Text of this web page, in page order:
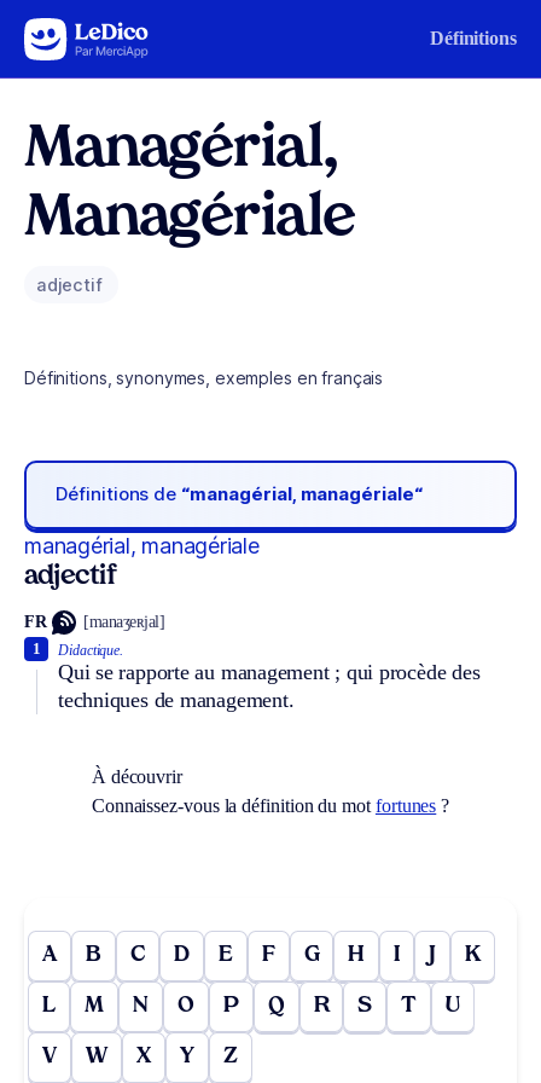
Aller au contenu Définitions
Managérial,
Managériale
adjectif
Définitions, synonymes, exemples en français
Définitions de “managérial, managériale“
managérial, managériale
adjectif
FR [manaʒeʀjal]
Didactique.
Qui se rapporte au management ; qui procède des
techniques de management.
1
À découvrir
Connaissez-vous la définition du mot fortunes ?
A B C D E F G H I J K
L M N O P Q R S T U
V W X Y Z